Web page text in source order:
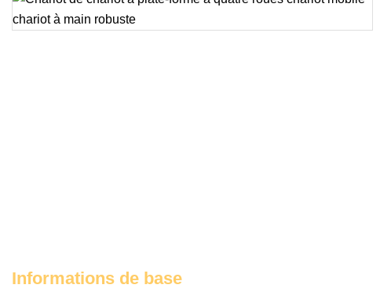
Informations de base